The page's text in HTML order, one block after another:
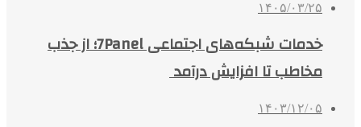
۱۴۰۵/۰۳/۲۵
خدمات شبکه‌های اجتماعی 7Panel؛ از جذب
مخاطب تا افزایش درآمد
۱۴۰۳/۱۲/۰۵